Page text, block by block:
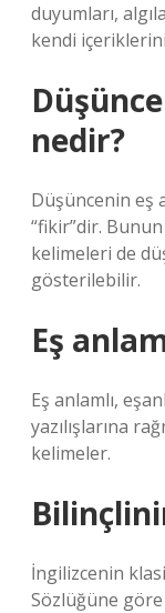
duyumları,
kendi içeriklerini
nedir?
Düşüncenin eş
“fikir”dir.
kelimeleri de
gösterilebilir.
Eş
Eş anlamlı,
yazılışlarına
kelimeler.
İngilizcenin
Sözlüğüne